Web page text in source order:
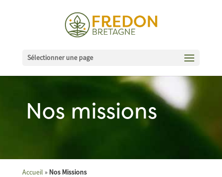
Sélectionner une page
Nos missions
Accueil » Nos Missions